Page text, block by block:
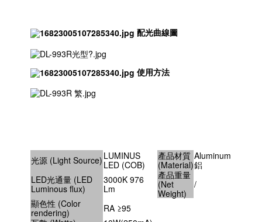
配光曲線圖
使用方法
光源 (Light Source) LUMINUS
LED (COB)
產品材質
(Material)
Aluminum
鋁
LED光通量 (LED
Luminous flux)
3000K 976
Lm
產品重量
(Net
Weight)
/
顯色性 (Color
rendering)
RA ≥95